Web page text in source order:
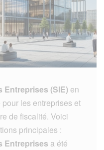
Entreprises (SIE) en
les entreprises et
de fiscalité. Voici
principales :
Entreprises a été